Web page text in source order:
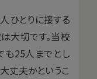
ひとりに接する
大切です。当校
も25人までとし
丈夫かというこ